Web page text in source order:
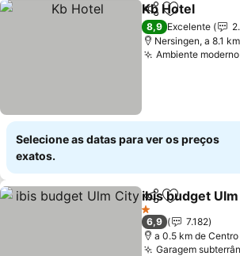
PartilharAdicionar
Kb Hotel
8,9 Excelente
Nersingen, a 8.1
Ambiente
Selecione as datas para ver os preços
exatos.
PartilharAdicionar
ibis budget
1 Estrelas
6,9
7.182
a 0.5 km de
Garagem